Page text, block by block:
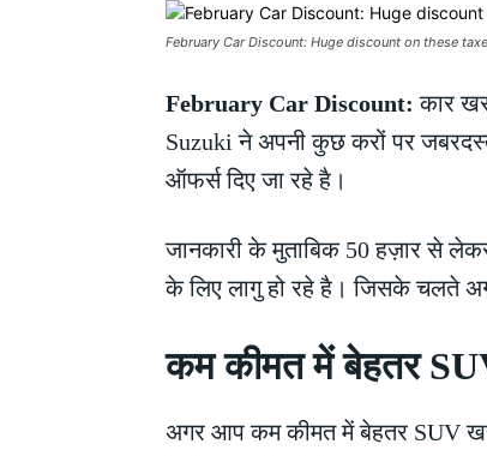
February Car Discount: Huge discount on these
February Car Discount:कार
Suzuki ने अपनी कुछ करों पर
ऑफर्स दिए जा रहे है।
जानकारी के मुताबिक 50 हज़ार से
के लिए लागु हो रहे है। जिसके चलते
कम कीमत में बेहतर
अगर आप कम कीमत में बेहतर SUV